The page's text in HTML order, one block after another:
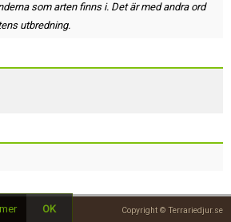
som arten finns i. Det är med andra ord
utbredning.
Copyright © Terrariedjur.se
OK